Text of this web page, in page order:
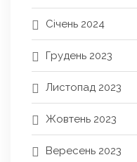
Січень 2024
Грудень 2023
Листопад 2023
Жовтень 2023
Вересень 2023